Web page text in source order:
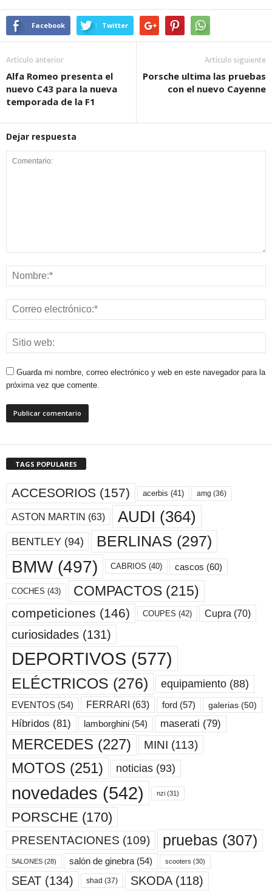
Facebook Twitter
Artículo anterior
Alfa Romeo presenta el
nuevo C43 para la nueva
temporada de la F1
Artículo siguiente
Porsche ultima las pruebas
con el nuevo Cayenne
Dejar respuesta
Guarda mi nombre, correo electrónico y web en este navegador para la
próxima vez que comente.
TAGS POPULARES
ACCESORIOS (157) acerbis (41) amg (36)
ASTON MARTIN (63) AUDI (364)
BENTLEY (94) BERLINAS (297)
BMW(497) CABRIOS (40) cascos (60)
COCHES (43) COMPACTOS (215)
competiciones (146) COUPES (42) Cupra (70)
curiosidades (131)
DEPORTIVOS (577)
ELÉCTRICOS (276) equipamiento (88)
EVENTOS (54) FERRARI (63) ford (57) galerias (50)
Híbridos (81) lamborghini (54) maserati (79)
MERCEDES (227) MINI (113)
MOTOS (251) noticias (93)
novedades (542) nzi (31)
PORSCHE (170)
PRESENTACIONES (109) pruebas (307)
SALONES (28) salón de ginebra(54) scooters (30)
SEAT (134) shad (37) SKODA(118)